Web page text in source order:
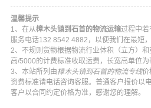
温馨提示
1、在从樟木头镇到石首的物流运输过程中若
服务电话132 8542 4882 ，以便我们在最短
2、不规则货物根据物流行业体积（立方）
高/5000的计费标准收取运费，长宽高单位为
3、本站所列由樟木头镇到石首的物流专线价
资费标准请电话咨询客服。普通客户报价以
客户以合同约定价格为准，感谢您的理解。